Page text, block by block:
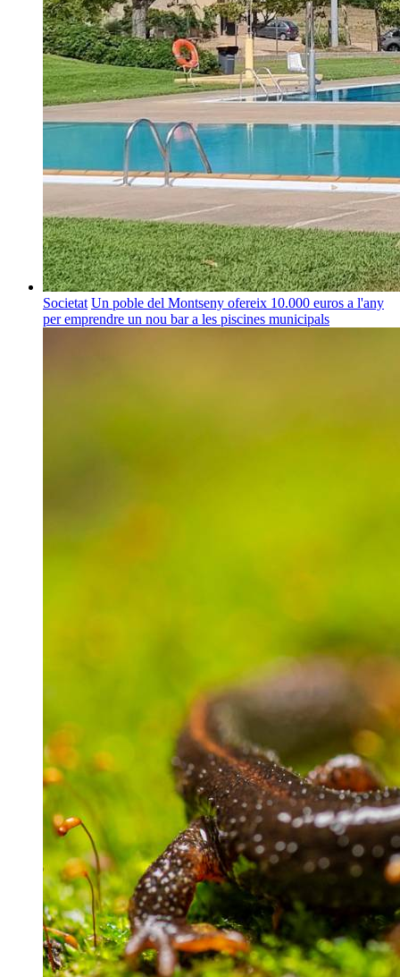
Societat Un poble del Montseny ofereix 10.000 euros a l'any
per emprendre un nou bar a les piscines municipals